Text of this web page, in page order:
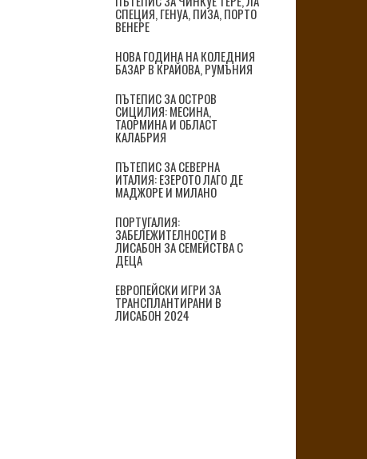
СПЕЦИЯ, ГЕНУА, ПИЗА, ПОРТО
ВЕНЕРЕ
НОВА ГОДИНА НА КОЛЕДНИЯ
БАЗАР В КРАЙОВА, РУМЪНИЯ
ПЪТЕПИС ЗА ОСТРОВ
СИЦИЛИЯ: МЕСИНА,
ТАОРМИНА И ОБЛАСТ
КАЛАБРИЯ
ПЪТЕПИС ЗА СЕВЕРНА
ИТАЛИЯ: ЕЗЕРОТО ЛАГО ДЕ
МАДЖОРЕ И МИЛАНО
ПОРТУГАЛИЯ:
ЗАБЕЛЕЖИТЕЛНОСТИ В
ЛИСАБОН ЗА СЕМЕЙСТВА С
ДЕЦА
ЕВРОПЕЙСКИ ИГРИ ЗА
ТРАНСПЛАНТИРАНИ В
ЛИСАБОН 2024